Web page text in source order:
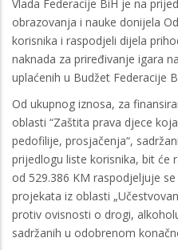
Vlada Federacije BiH je na
obrazovanja i nauke donijela
korisnika i raspodjeli dijela
naknada za priređivanje igara
uplaćenih u Budžet Federacije
Od ukupnog iznosa, za
oblasti “Zaštita prava djece
pedofilije, prosjačenja“,
prijedlogu liste korisnika, bit će
od 529.386 KM raspodjeljuje
projekata iz oblasti
protiv ovisnosti o drogi,
sadržanih u odobrenom